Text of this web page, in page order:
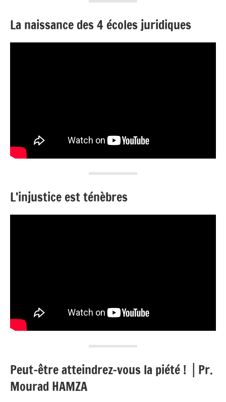
La naissance des 4 écoles juridiques
L’injustice est ténèbres
Peut-être atteindrez-vous la piété ! ⎥ Pr.
Mourad HAMZA